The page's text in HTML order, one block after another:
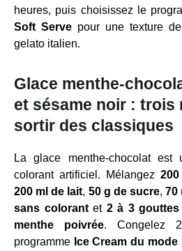
heures, puis choisissez le
Soft Serve pour une texture
gelato italien.
Glace menthe-
et sésame noir : trois
sortir des classiques
La glace menthe-chocolat est
colorant artificiel. Mélangez
200 ml de lait, 50 g de sucre,70
sans colorantet 2 à 3 gouttes
menthe poivrée. Congelez
programme Ice Cream du